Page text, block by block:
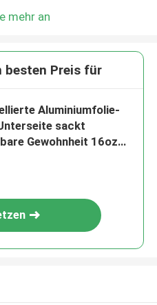
mehr an
besten Preis für
Aluminiumfolie-
sackt
Gewohnheit 16oz